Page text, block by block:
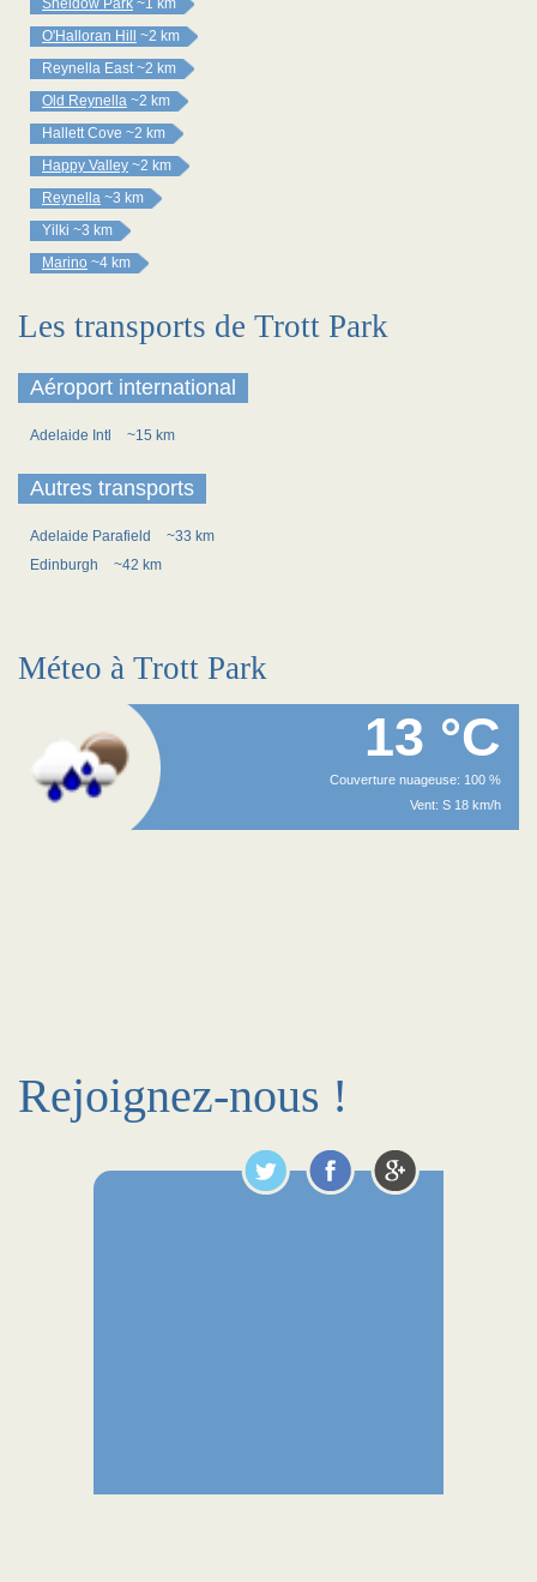
Sheidow Park ~1 km
O'Halloran Hill
~2 km
Reynella East ~2 km
Old Reynella ~2 km
Hallett Cove ~2 km
Happy Valley ~2 km
Reynella ~3 km
Yilki ~3 km
Marino ~4 km
Les transports de Trott Park
Aéroport international
Adelaide Intl ~15 km
Autres transports
Adelaide Parafield
~33 km
Edinburgh
~42 km
Méteo à Trott Park
13 °C
Couverture nuageuse: 100 %
Vent: S 18 km/h
Rejoignez-nous !